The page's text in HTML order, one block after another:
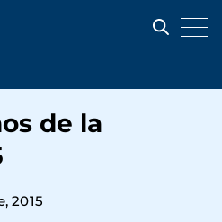
de la
2015